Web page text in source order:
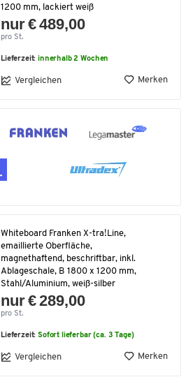
1200 mm, lackiert weiß
nur € 489,00
pro St.
Lieferzeit:innerhalb 2 Wochen
Vergleichen Merken
Whiteboard Franken X-tra!Line,
emaillierte Oberfläche,
magnethaftend, beschriftbar, inkl.
Ablageschale, B 1800 x 1200 mm,
Stahl/Aluminium, weiß-silber
nur € 289,00
pro St.
Lieferzeit:Sofort lieferbar (ca. 3 Tage)
Vergleichen Merken